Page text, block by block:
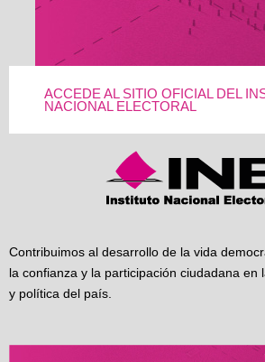
ACCEDE AL SITIO OFICIAL DEL
NACIONAL ELECTORAL
Contribuimos al desarrollo de la vida
la confianza y la participación ciudadana en
y política del país.